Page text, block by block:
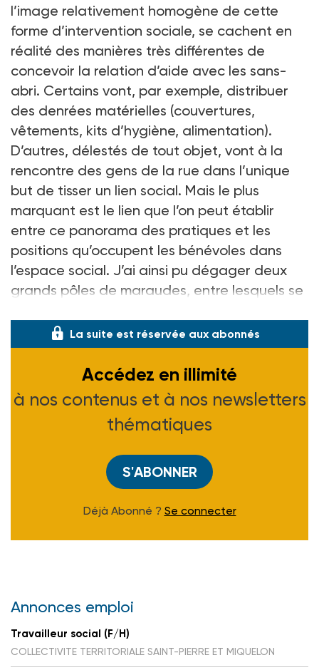
l’image relativement homogène de cette
forme d’intervention sociale, se cachent en
réalité des manières très différentes de
concevoir la relation d’aide avec les sans-
abri. Certains vont, par exemple, distribuer
des denrées matérielles (couvertures,
vêtements, kits d’hygiène, alimentation).
D’autres, délestés de tout objet, vont à la
rencontre des gens de la rue dans l’unique
but de tisser un lien social. Mais le plus
marquant est le lien que l’on peut établir
entre ce panorama des pratiques et les
positions qu’occupent les bénévoles dans
l’espace social. J’ai ainsi pu dégager deux
grands pôles de maraudes, entre lesquels se
La suite est réservée aux abonnés
Accédez en illimité
à nos contenus et à nos newsletters
thématiques
S'ABONNER
Déjà Abonné ? Se connecter
Annonces emploi
Travailleur social (F/H)
COLLECTIVITE TERRITORIALE SAINT-PIERRE ET MIQUELON